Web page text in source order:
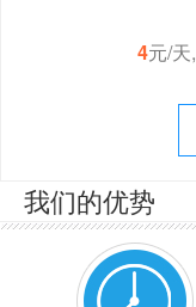
4元/天,
我们的优势